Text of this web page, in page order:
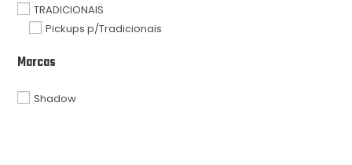
TRADICIONAIS
Pickups p/Tradicionais
Marcas
Shadow